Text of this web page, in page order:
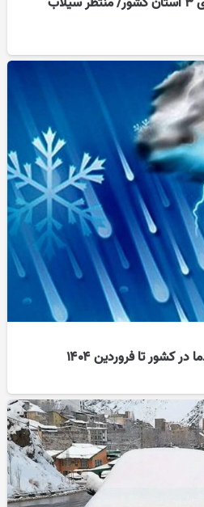
کشور تا فروردین ۱۴۰۴